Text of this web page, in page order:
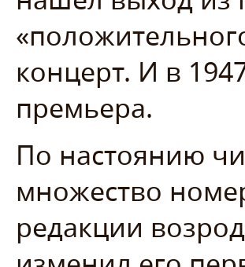
концерт. И в
премьера.
По настоянию
множество
редакции